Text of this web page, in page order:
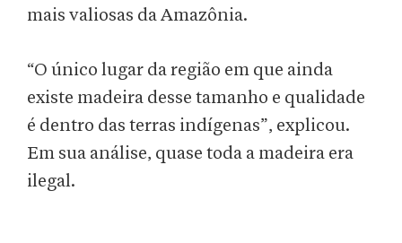
mais valiosas da Amazônia.
“O único lugar da região em que ainda
existe madeira desse tamanho e qualidade
é dentro das terras indígenas”, explicou.
Em sua análise, quase toda a madeira era
ilegal.